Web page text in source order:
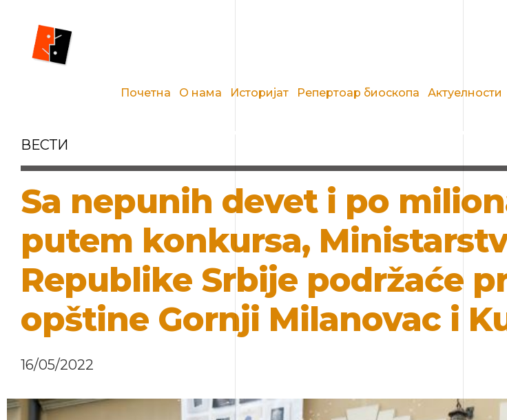
Почетна О нама Историјат Репертоар биоскопа Актуелности
ВЕСТИ
Sa nepunih devet i po
putem konkursa,
Republike Srbije podržaće
opštine Gornji Milanovac i
16/05/2022